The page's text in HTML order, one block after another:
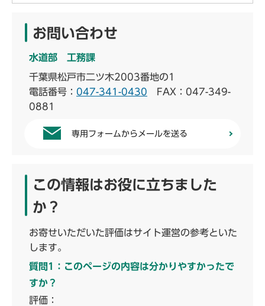
お問い合わせ
水道部 工務課
千葉県松戸市二ツ木2003番地の1
電話番号： 047-341-0430 FAX：047-349-
0881
専用フォームからメールを送る
この情報はお役に立ちました
か？
お寄せいただいた評価はサイト運営の参考といた
します。
質問1：このページの内容は分かりやすかったで
すか？
評価：